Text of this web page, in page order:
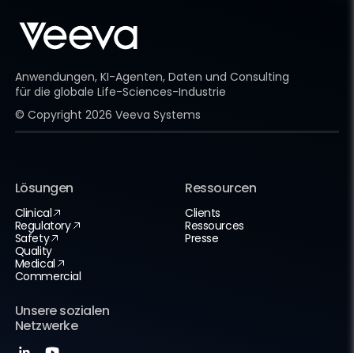
Anwendungen, KI-Agenten, Daten und Consulting
für die globale Life-Sciences-Industrie
© Copyright 2026 Veeva Systems
Lösungen
Clinical
Regulatory
Safety
Quality
Medical
Commercial
Ressourcen
Clients
Ressources
Presse
Unsere sozialen
Netzwerke